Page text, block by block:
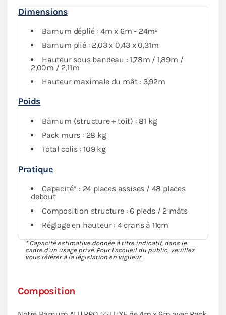
Complété par un ensemble de bâches latérales
assorties (2 murs avec fenêtre, 2 murs avec porte, 2
murs pleins),également en PVC 580g/m²
pliant vous assure une protection maximale contre les
conditions météorologiques. Vous avez aussi la
possibilité de fermer intégralement votre espace si
nécessaire.
Composition
Dimensions
Barnum déplié : 4m x 6m - 24m²
Barnum plié : 2,03 x 0,43 x 0,31m
Hauteur sous bandeau : 1,78m / 1,89m /
2,00m / 2,11m
Hauteur maximale du mât : 3,92m
Poids
Barnum (structure + toit) : 81 kg
Pack murs : 28 kg
Total colis : 109 kg
Pratique
Capacité* : 24 places assises / 48 places
debout
Composition structure : 6 pieds / 2 mâts
Réglage en hauteur : 4 crans à 11cm
* Capacité estimative donnée à titre indicatif, dans le
cadre d'un usage privé. Pour l'accueil du public, veuillez
vous référer à la législation en vigueur.